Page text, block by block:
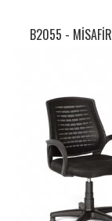
B2055 - MİSAFİR